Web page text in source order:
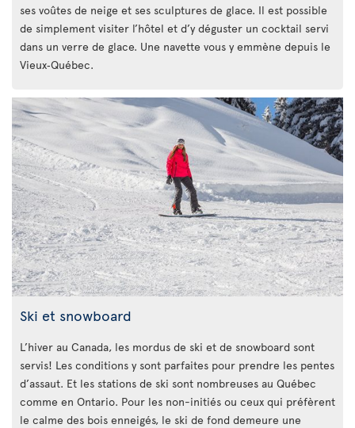
ses voûtes de neige et ses sculptures de glace. Il est possible
de simplement visiter l’hôtel et d’y déguster un cocktail servi
dans un verre de glace. Une navette vous y emmène depuis le
Vieux‑Québec.
Ski et snowboard
L’hiver au Canada, les mordus de ski et de snowboard sont
servis! Les conditions y sont parfaites pour prendre les pentes
d’assaut. Et les stations de ski sont nombreuses au Québec
comme en Ontario. Pour les non-initiés ou ceux qui préfèrent
le calme des bois enneigés, le ski de fond demeure une